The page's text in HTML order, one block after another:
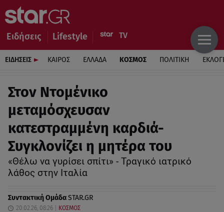
Ειδήσεις Lifestyle
ΕΙΔΗΣΕΙΣ ΚΑΙΡΟΣ ΕΛΛΑΔΑ ΚΟΣΜΟΣ ΠΟΛΙΤΙΚΗ
Στον Ντομένικο
μεταμόσχευσαν
κατεστραμμένη καρδιά-
Συγκλονίζει η μητέρα του
«Θέλω να γυρίσει σπίτι» - Τραγικό ιατρικό
λάθος στην Ιταλία
Συντακτική ΟμάδαSTAR.GR
20.02.26, 08:26
ΚΟΣΜΟΣ